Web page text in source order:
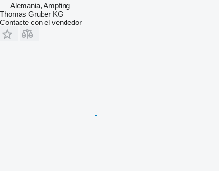
Alemania, Ampfing
Thomas Gruber KG
Contacte con el vendedor